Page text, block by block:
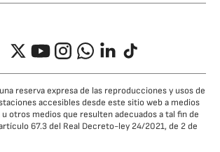
TwitterYouTubeInstagramWhatsappLinkedIn
TikTok
una reserva expresa de las reproducciones y usos de
accesibles desde este sitio web a medios
otros medios que resulten adecuados a tal fin de
67.3 del Real Decreto-ley 24/2021, de 2 de